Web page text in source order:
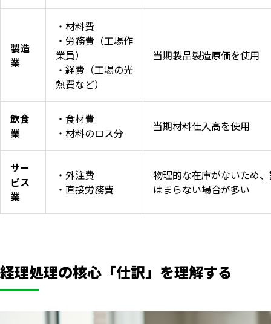
製造
業
・材料費
・労務費（工場作
業員）
・経費（工場の光
熱費など）
当期製品製造原価を使用
飲食
業
・食材費
・材料のロス分
当期材料仕入高を使用
サー
ビス
業
・外注費
・直接労務費
物理的な在庫がないため
はまらない場合が多い
経理処理の核心「仕訳」を理解する